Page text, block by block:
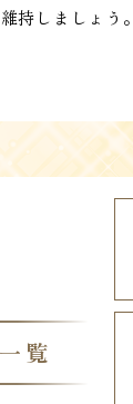
持しましょう。
覧